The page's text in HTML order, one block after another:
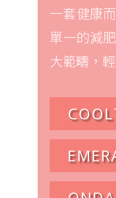
一套健康
單一的減
大範疇，